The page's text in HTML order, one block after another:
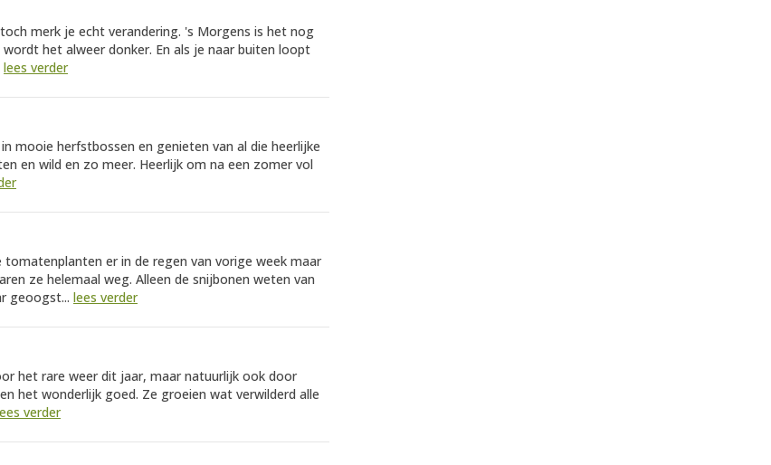
merk je echt verandering. 's Morgens is het nog
het alweer donker. En als je naar buiten loopt
lees verder
mooie herfstbossen en genieten van al die heerlijke
en wild en zo meer. Heerlijk om na een zomer vol
er in de regen van vorige week maar
ze helemaal weg. Alleen de snijbonen weten van
geoogst... lees verder
het rare weer dit jaar, maar natuurlijk ook door
het wonderlijk goed. Ze groeien wat verwilderd alle
verder